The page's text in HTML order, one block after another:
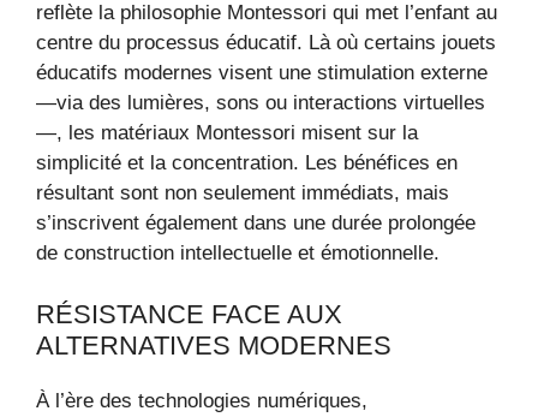
reflète la philosophie Montessori qui met l’enfant au
centre du processus éducatif. Là où certains jouets
éducatifs modernes visent une stimulation externe
—via des lumières, sons ou interactions virtuelles
—, les matériaux Montessori misent sur la
simplicité et la concentration. Les bénéfices en
résultant sont non seulement immédiats, mais
s’inscrivent également dans une durée prolongée
de construction intellectuelle et émotionnelle.
RÉSISTANCE FACE AUX
ALTERNATIVES MODERNES
À l’ère des technologies numériques,